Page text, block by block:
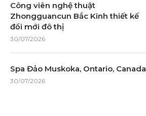
Công viên nghệ thuật
Zhongguancun Bắc Kinh thiết kế
đổi mới đô thị
30/07/2026
Spa Đảo Muskoka, Ontario, Canada
30/07/2026